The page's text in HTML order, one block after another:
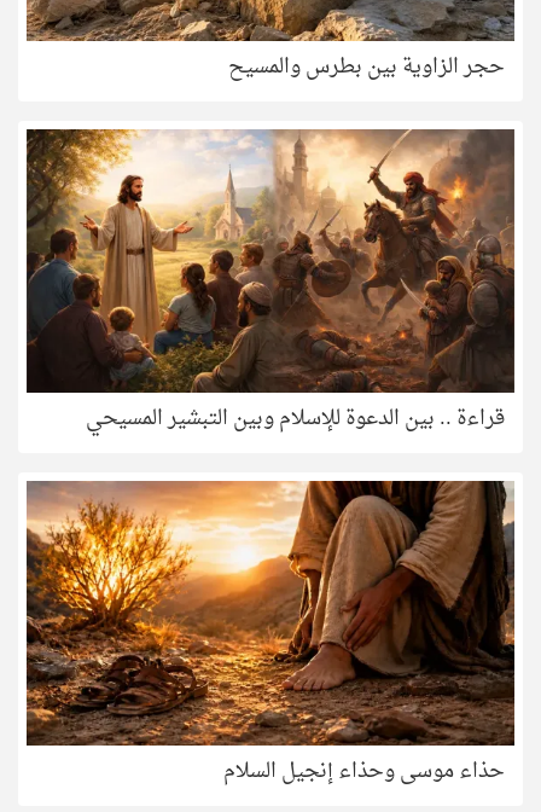
حجر الزاوية بين بطرس والمسيح
قراءة .. بين الدعوة للإسلام وبين التبشير المسيحي
حذاء موسى وحذاء إنجيل السلام